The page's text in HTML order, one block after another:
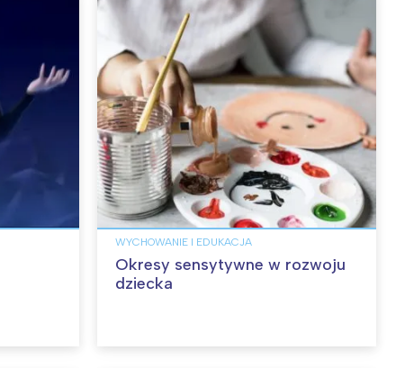
WYCHOWANIE I EDUKACJA
Okresy sensytywne w rozwoju
dziecka